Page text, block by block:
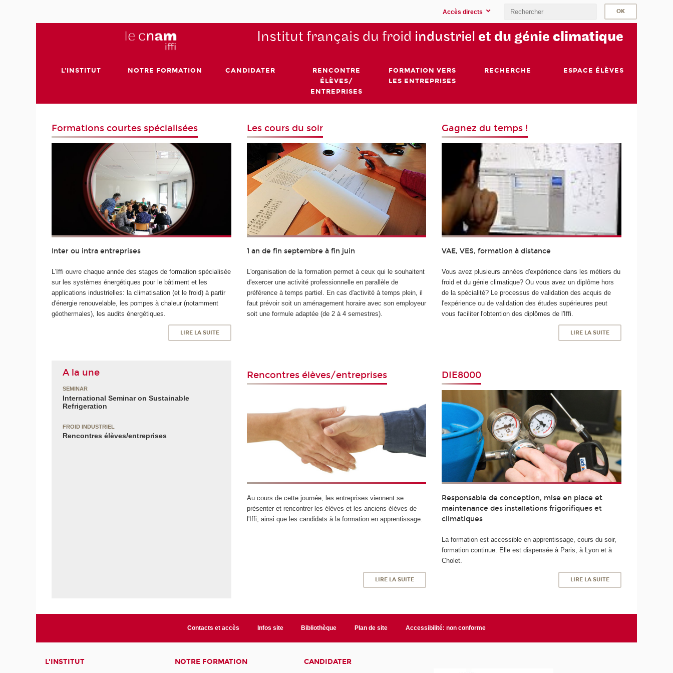
Accès directs
Institut français du froid industriel et du génie climatique
L'INSTITUT NOTRE FORMATION CANDIDATER
RENCONTRE
ÉLÈVES/
ENTREPRISES
FORMATION VERS
LES ENTREPRISES
RECHERCHE ESPACE ÉLÈVES
Formations courtes spécialisées
Inter ou intra entreprises
L'Iffi ouvre chaque année des stages de formation spécialisée
sur les systèmes énergétiques pour le bâtiment et les
applications industrielles: la climatisation (et le froid) à partir
d'énergie renouvelable, les pompes à chaleur (notamment
géothermales), les audits énergétiques.
LIRE LA SUITE
Les cours du soir
1 an de fin septembre à fin juin
L'organisation de la formation permet à ceux qui le souhaitent
d'exercer une activité professionnelle en parallèle de
préférence à temps partiel. En cas d'activité à temps plein, il
faut prévoir soit un aménagement horaire avec son employeur
soit une formule adaptée (de 2 à 4 semestres).
Gagnez du temps !
VAE, VES, formation à distance
Vous avez plusieurs années d'expérience dans les métiers du
froid et du génie climatique? Ou vous avez un diplôme hors
de la spécialité? Le processus de validation des acquis de
l'expérience ou de validation des études supérieures peut
vous faciliter l'obtention des diplômes de l'Iffi.
LIRE LA SUITE
A la une
SEMINAR
International Seminar on Sustainable
Refrigeration
FROID INDUSTRIEL
Rencontres élèves/entreprises
Rencontres élèves/entreprises
Au cours de cette journée, les entreprises viennent se
présenter et rencontrer les élèves et les anciens élèves de
l'Iffi, ainsi que les candidats à la formation en apprentissage.
LIRE LA SUITE
DIE8000
Responsable de conception, mise en place et
maintenance des installations frigorifiques et
climatiques
La formation est accessible en apprentissage, cours du soir,
formation continue. Elle est dispensée à Paris, à Lyon et à
Cholet.
LIRE LA SUITE
Contacts et accès Infos site Bibliothèque Plan de site Accessibilité: non conforme
L'INSTITUT NOTRE FORMATION CANDIDATER